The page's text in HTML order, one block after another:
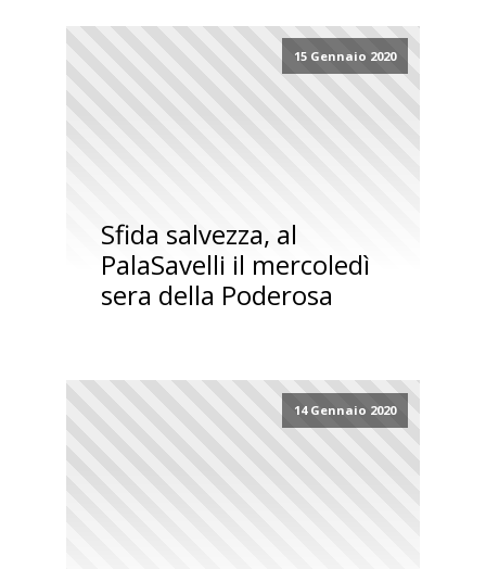
15 Gennaio 2020
Sfida salvezza, al
PalaSavelli il mercoledì
sera della Poderosa
14 Gennaio 2020